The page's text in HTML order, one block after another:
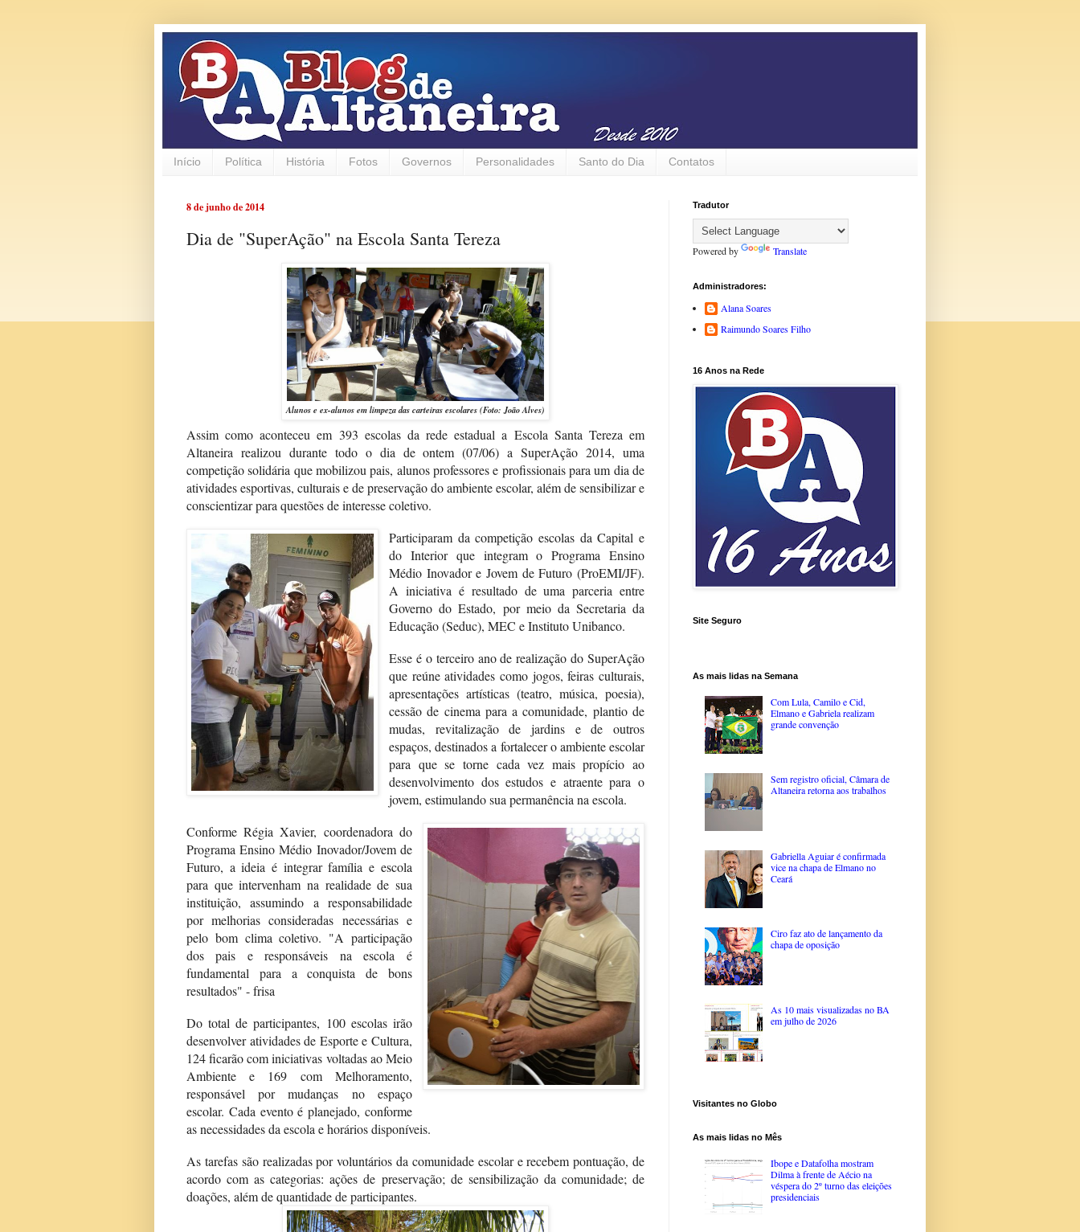
Início Política História Fotos Governos Personalidades Santo do Dia Contatos
8 de junho de 2014
Dia de "SuperAção" na Escola Santa Tereza
Alunos e ex-alunos em limpeza das carteiras escolares (Foto: João Alves)
Assim como aconteceu em 393 escolas da rede estadual a Escola Santa Tereza em
Altaneira realizou durante todo o dia de ontem (07/06) a SuperAção 2014, uma
competição solidária que mobilizou pais, alunos professores e profissionais para um dia de
atividades esportivas, culturais e de preservação do ambiente escolar, além de sensibilizar e
conscientizar para questões de interesse coletivo.
Participaram da competição escolas da Capital e
do Interior que integram o Programa Ensino
Médio Inovador e Jovem de Futuro (ProEMI/JF).
A iniciativa é resultado de uma parceria entre
Governo do Estado, por meio da Secretaria da
Educação (Seduc), MEC e Instituto Unibanco.
Esse é o terceiro ano de realização do SuperAção
que reúne atividades como jogos, feiras culturais,
apresentações artísticas (teatro, música, poesia),
cessão de cinema para a comunidade, plantio de
mudas, revitalização de jardins e de outros
espaços, destinados a fortalecer o ambiente escolar
para que se torne cada vez mais propício ao
desenvolvimento dos estudos e atraente para o
jovem, estimulando sua permanência na escola.
Conforme Régia Xavier, coordenadora do
Programa Ensino Médio Inovador/Jovem de
Futuro, a ideia é integrar família e escola
para que intervenham na realidade de sua
instituição, assumindo a responsabilidade
por melhorias consideradas necessárias e
pelo bom clima coletivo. "A participação
dos pais e responsáveis na escola é
fundamental para a conquista de bons
resultados" - frisa
Do total de participantes, 100 escolas irão
desenvolver atividades de Esporte e Cultura,
124 ficarão com iniciativas voltadas ao Meio
Ambiente e 169 com Melhoramento,
responsável por mudanças no espaço
escolar. Cada evento é planejado, conforme
as necessidades da escola e horários disponíveis.
As tarefas são realizadas por voluntários da comunidade escolar e recebem pontuação, de
acordo com as categorias: ações de preservação; de sensibilização da comunidade; de
doações, além de quantidade de participantes.
Tradutor
Powered by Translate
Administradores:
Alana Soares
Raimundo Soares Filho
16 Anos na Rede
Site Seguro
As mais lidas na Semana
Com Lula, Camilo e Cid,
Elmano e Gabriela realizam
grande convenção
Sem registro oficial, Câmara de
Altaneira retorna aos trabalhos
Gabriella Aguiar é confirmada
vice na chapa de Elmano no
Ceará
Ciro faz ato de lançamento da
chapa de oposição
As 10 mais visualizadas no BA
em julho de 2026
Visitantes no Globo
As mais lidas no Mês
Ibope e Datafolha mostram
Dilma à frente de Aécio na
véspera do 2º turno das eleições
presidenciais